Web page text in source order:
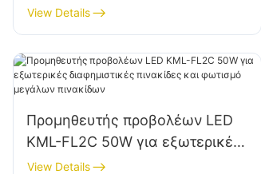
προσόψεις κτιρίων και φωτισμό
ανοιχτών χώρων
View Details
Προμηθευτής προβολέων LED
KML-FL2C 50W για εξωτερικές
διαφημιστικές πινακίδες και
View Details